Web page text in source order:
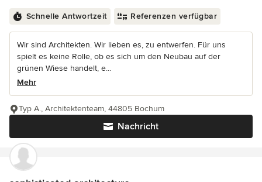
Schnelle Antwortzeit Referenzen verfügbar
Wir sind Architekten. Wir lieben es, zu entwerfen. Für uns
spielt es keine Rolle, ob es sich um den Neubau auf der
grünen Wiese handelt, e...
Mehr
Nachricht
Typ A., Architektenteam, 44805 Bochum